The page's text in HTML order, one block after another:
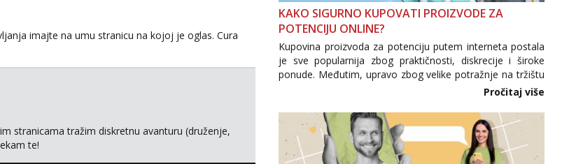
imajte na umu stranicu na kojoj je oglas. Cura
stranicama tražim diskretnu avanturu (druženje,
te!
KAKO SIGURNO KUPOVATI PROIZVODE ZA
POTENCIJU ONLINE?
Kupovina proizvoda za potenciju putem interneta postala
je sve popularnija zbog praktičnosti, diskrecije i široke
ponude. Međutim, upravo zbog velike potražnje na tržištu
se pojavljuju i brojni krivotvoreni proizvodi, nepouzdane
internetske trgovine te proizvodi nepoznatog podrijetla. ...
Pročitaj više